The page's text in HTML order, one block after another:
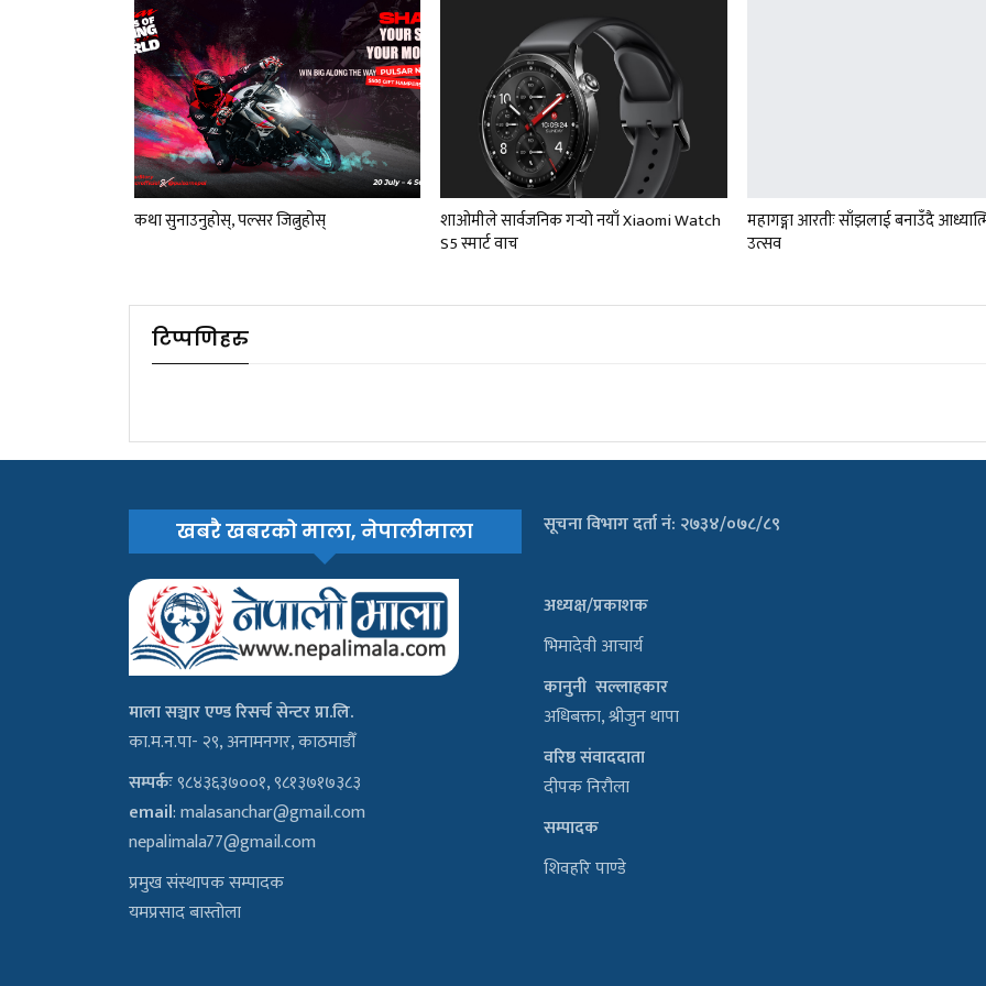
कथा सुनाउनुहोस्, पल्सर जित्नुहोस्
शाओमीले सार्वजनिक गर्‍यो नयाँ Xiaomi Watch
S5 स्मार्ट वाच
महागङ्गा आरतीः साँझलाई बनाउँदै
उत्सव
टिप्पणिहरु
खबरै खबरको माला, नेपालीमाला
माला सञ्चार एण्ड रिसर्च सेन्टर प्रा.लि.
का.म.न.पा- २९, अनामनगर, काठमाडौँ
सम्पर्कः९८४३६३७००१, ९८१३७१७३८३
email:malasanchar@gmail.com
nepalimala77@gmail.com
प्रमुख संस्थापक सम्पादक
यमप्रसाद बास्तोला
सूचना विभाग दर्ता नं: २७३४/०७८/८९
अध्यक्ष/प्रकाशक
भिमादेवी आचार्य
कानुनी सल्लाहकार
अधिबक्ता, श्रीजुन थापा
वरिष्ठ संवाददाता
दीपक निरौला
सम्पादक
शिवहरि पाण्डे